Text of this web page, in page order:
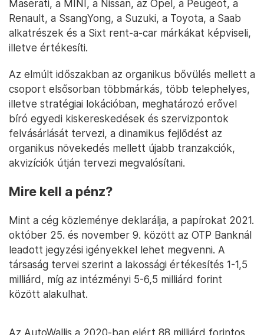
Maserati, a MINI, a Nissan, az Opel, a Peugeot, a
Renault, a SsangYong, a Suzuki, a Toyota, a Saab
alkatrészek és a Sixt rent-a-car márkákat képviseli,
illetve értékesíti.
Az elmúlt időszakban az organikus bővülés mellett a
csoport elsősorban többmárkás, több telephelyes,
illetve stratégiai lokációban, meghatározó erővel
bíró egyedi kiskereskedések és szervizpontok
felvásárlását tervezi, a dinamikus fejlődést az
organikus növekedés mellett újabb tranzakciók,
akvizíciók útján tervezi megvalósítani.
Mire kell a pénz?
Mint a cég közleménye deklarálja, a papírokat 2021.
október 25. és november 9. között az OTP Banknál
leadott jegyzési igényekkel lehet megvenni. A
társaság tervei szerint a lakossági értékesítés 1-1,5
milliárd, míg az intézményi 5-6,5 milliárd forint
között alakulhat.
Az AutoWallis a 2020-ban elért 88 milliárd forintos